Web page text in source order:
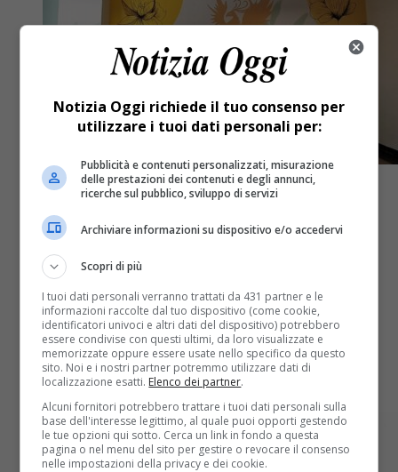
Attualità
Murales della speranza in oncologia:
un ricordo per Michela Vercelli
Un'iniziativa che vuole anche trasmettere forza e
tranquillità ai pazienti.
Notizia Oggi richiede il tuo consenso per
utilizzare i tuoi dati personali per:
Pubblicità e contenuti personalizzati, misurazione
delle prestazioni dei contenuti e degli annunci,
ricerche sul pubblico, sviluppo di servizi
Archiviare informazioni su dispositivo e/o accedervi
Scopri di più
I tuoi dati personali verranno trattati da 431 partner e le
informazioni raccolte dal tuo dispositivo (come cookie,
identificatori univoci e altri dati del dispositivo) potrebbero
essere condivise con questi ultimi, da loro visualizzate e
memorizzate oppure essere usate nello specifico da questo
sito. Noi e i nostri partner potremmo utilizzare dati di
localizzazione esatti. Elenco dei partner.
Alcuni fornitori potrebbero trattare i tuoi dati personali sulla
base dell'interesse legittimo, al quale puoi opporti gestendo
le tue opzioni qui sotto. Cerca un link in fondo a questa
pagina o nel menu del sito per gestire o revocare il consenso
nelle impostazioni della privacy e dei cookie.